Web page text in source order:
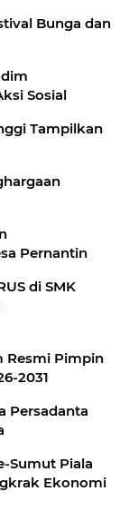
Bunga dan
Sosial
Tampilkan
Pernantin
di SMK
Resmi Pimpin
2031
Persadanta
Sumut Piala
Ekonomi